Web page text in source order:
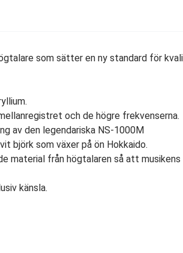
som sätter en ny standard för
och de högre frekvenserna.
av den legendariska NS-1000M
björk som växer på ön Hokkaido.
material från högtalaren så att musikens
känsla.